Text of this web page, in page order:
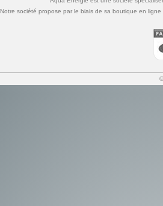
Notre société propose par le biais de sa boutique en